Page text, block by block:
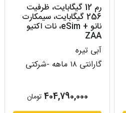
رم 12 گیگابایت، ظرفیت
256 گیگابایت، سیمکارت
نانو + eSim، نات اکتیو
ZAA
آبی تیره
گارانتی ۱۸ ماهه -شرکتی
404,790,000 تومان